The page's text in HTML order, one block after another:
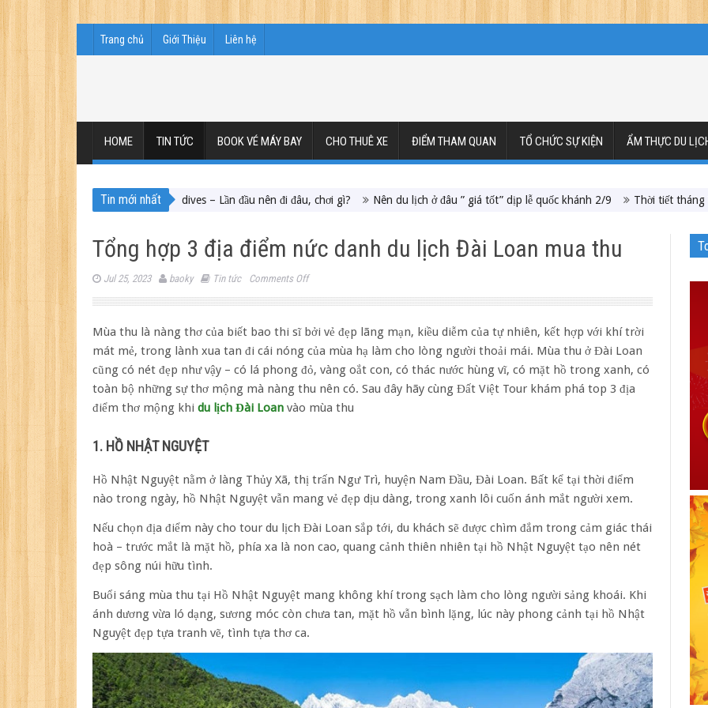
Trang chủ Giới Thiệu Liên hệ
HOME TIN TỨC BOOK VÉ MÁY BAY CHO THUÊ XE ĐIỂM THAM QUAN TỔ CHỨC SỰ KIỆN ẨM THỰC DU
Tin mới nhất
Du lịch Maldives – Lần đầu nên đi đâu, chơi gì? Nên du lịch ở đâu ” giá tốt” dịp lễ quốc khánh 2/9 Thời tiết tháng 7 ở Đài Loan có
Tổng hợp 3 địa điểm nức danh du lịch Đài Loan mua thu
Jul 25, 2023 baoky Tin tức Comments Offon
hợp
điểm
nức
danh
du
thu
Mùa thu là nàng thơ của biết bao thi sĩ bởi vẻ đẹp lãng mạn, kiều diễm của tự nhiên, kết hợp với khí trời
mát mẻ, trong lành xua tan đi cái nóng của mùa hạ làm cho lòng người thoải mái. Mùa thu ở Đài Loan
cũng có nét đẹp như vậy – có lá phong đỏ, vàng oắt con, có thác nước hùng vĩ, có mặt hồ trong xanh, có
toàn bộ những sự thơ mộng mà nàng thu nên có. Sau đây hãy cùng Đất Việt Tour khám phá top 3 địa
điểm thơ mộng khi du lịch Đài Loan vào mùa thu
1. HỒ NHẬT NGUYỆT
Hồ Nhật Nguyệt nằm ở làng Thủy Xã, thị trấn Ngư Trì, huyện Nam Đầu, Đài Loan. Bất kể tại thời điểm
nào trong ngày, hồ Nhật Nguyệt vẫn mang vẻ đẹp dịu dàng, trong xanh lôi cuốn ánh mắt người xem.
Nếu chọn địa điểm này cho tour du lịch Đài Loan sắp tới, du khách sẽ được chìm đắm trong cảm giác thái
hoà – trước mắt là mặt hồ, phía xa là non cao, quang cảnh thiên nhiên tại hồ Nhật Nguyệt tạo nên nét
đẹp sông núi hữu tình.
Buổi sáng mùa thu tại Hồ Nhật Nguyệt mang không khí trong sạch làm cho lòng người sảng khoái. Khi
ánh dương vừa ló dạng, sương móc còn chưa tan, mặt hồ vẫn bình lặng, lúc này phong cảnh tại hồ Nhật
Nguyệt đẹp tựa tranh vẽ, tình tựa thơ ca.